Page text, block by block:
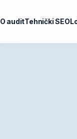
auditTehnički SEO